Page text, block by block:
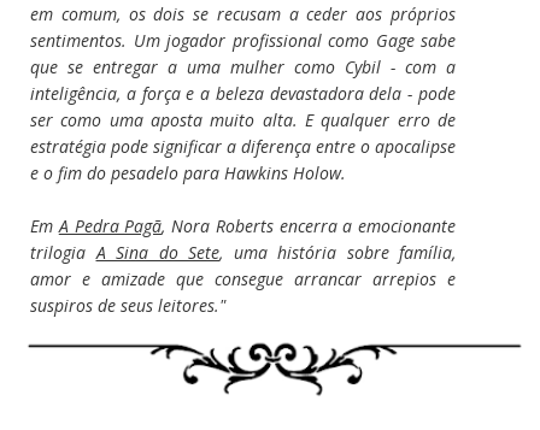
em comum, os dois se recusam a ceder aos próprios
sentimentos. Um jogador profissional como Gage sabe
que se entregar a uma mulher como Cybil - com a
inteligência, a força e a beleza devastadora dela - pode
ser como uma aposta muito alta. E qualquer erro de
estratégia pode significar a diferença entre o apocalipse
e o fim do pesadelo para Hawkins Holow.
Em A Pedra Pagã, Nora Roberts encerra a emocionante
trilogia A Sina do Sete, uma história sobre família,
amor e amizade que consegue arrancar arrepios e
suspiros de seus leitores."